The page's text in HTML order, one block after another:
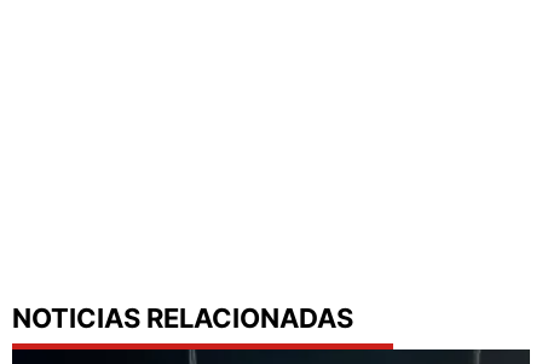
NOTICIAS RELACIONADAS